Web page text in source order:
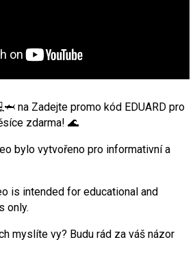
na Zadejte promo kód EDUARD pro
zdarma! 🌊
bylo vytvořeno pro informativní a
is intended for educational and
only.
myslíte vy? Budu rád za váš názor